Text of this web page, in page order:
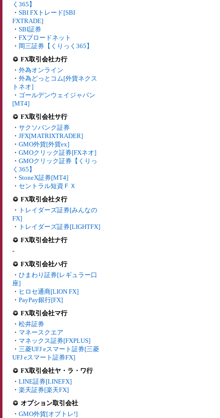
く365】
・ SBI FXトレード[SBI
FXTRADE]
・ SBI証券
・ FXブロードネット
・ 岡三証券【くりっく365】
FX取引会社カ行
・ 外為オンライン
・ 外為どっとコム[外貨ネクス
トネオ]
・ ゴールデンウェイジャパン
[MT4]
FX取引会社サ行
・ サクソバンク証券
・ JFX[MATRIXTRADER]
・ GMO外貨[外貨ex]
・ GMOクリック証券[FXネオ]
・ GMOクリック証券【くりっ
く365】
・ StoneX証券[MT4]
・ セントラル短資ＦＸ
FX取引会社タ行
・ トレイダーズ証券[みんなの
FX]
・ トレイダーズ証券[LIGHTFX]
FX取引会社ナ行
-
FX取引会社ハ行
・ ひまわり証券[レギュラー口
座]
・ ヒロセ通商[LION FX]
・ PayPay銀行[FX]
FX取引会社マ行
・ 松井証券
・ マネースクエア
・ マネックス証券[FXPLUS]
・ 三菱UFJ eスマート証券[三菱
UFJ eスマート証券FX]
FX取引会社ヤ・ラ・ワ行
・ LINE証券[LINEFX]
・ 楽天証券[楽天FX]
オプション取引会社
・ GMO外貨[オプトレ!]